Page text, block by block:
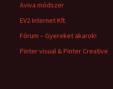
Aviva módszer
EV2 Internet Kft.
Fórum – Gyereket akarok!
Pinter visual & Pinter Creative